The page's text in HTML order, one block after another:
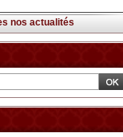
nos actualités